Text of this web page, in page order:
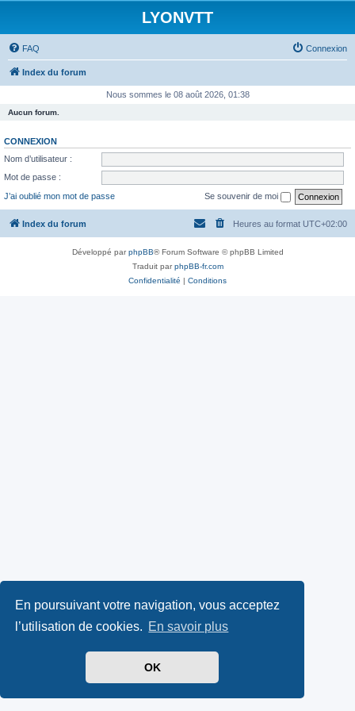
En poursuivant votre navigation, vous acceptez
l’utilisation de cookies. En savoir plus
OK
LYONVTT
FAQ Connexion
Index du forum
Nous sommes le 08 août 2026, 01:38
Aucun forum.
CONNEXION
Nom d’utilisateur :
Mot de passe :
J’ai oublié mon mot de passe
Se souvenir de moi
Index du forum Heures au format UTC+02:00
Développé parphpBB® Forum Software © phpBB Limited
Traduit parphpBB-fr.com
Confidentialité | Conditions